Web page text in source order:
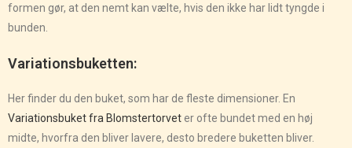
formen gør, at den nemt kan vælte, hvis den ikke har lidt tyngde i
bunden.
Variationsbuketten:
Her finder du den buket, som har de fleste dimensioner. En
Variationsbuket fra Blomstertorveter ofte bundet med en høj
midte, hvorfra den bliver lavere, desto bredere buketten bliver.